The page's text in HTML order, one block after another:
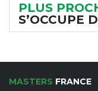
PLUS
S’OCCUPE
MASTERS FRANCE